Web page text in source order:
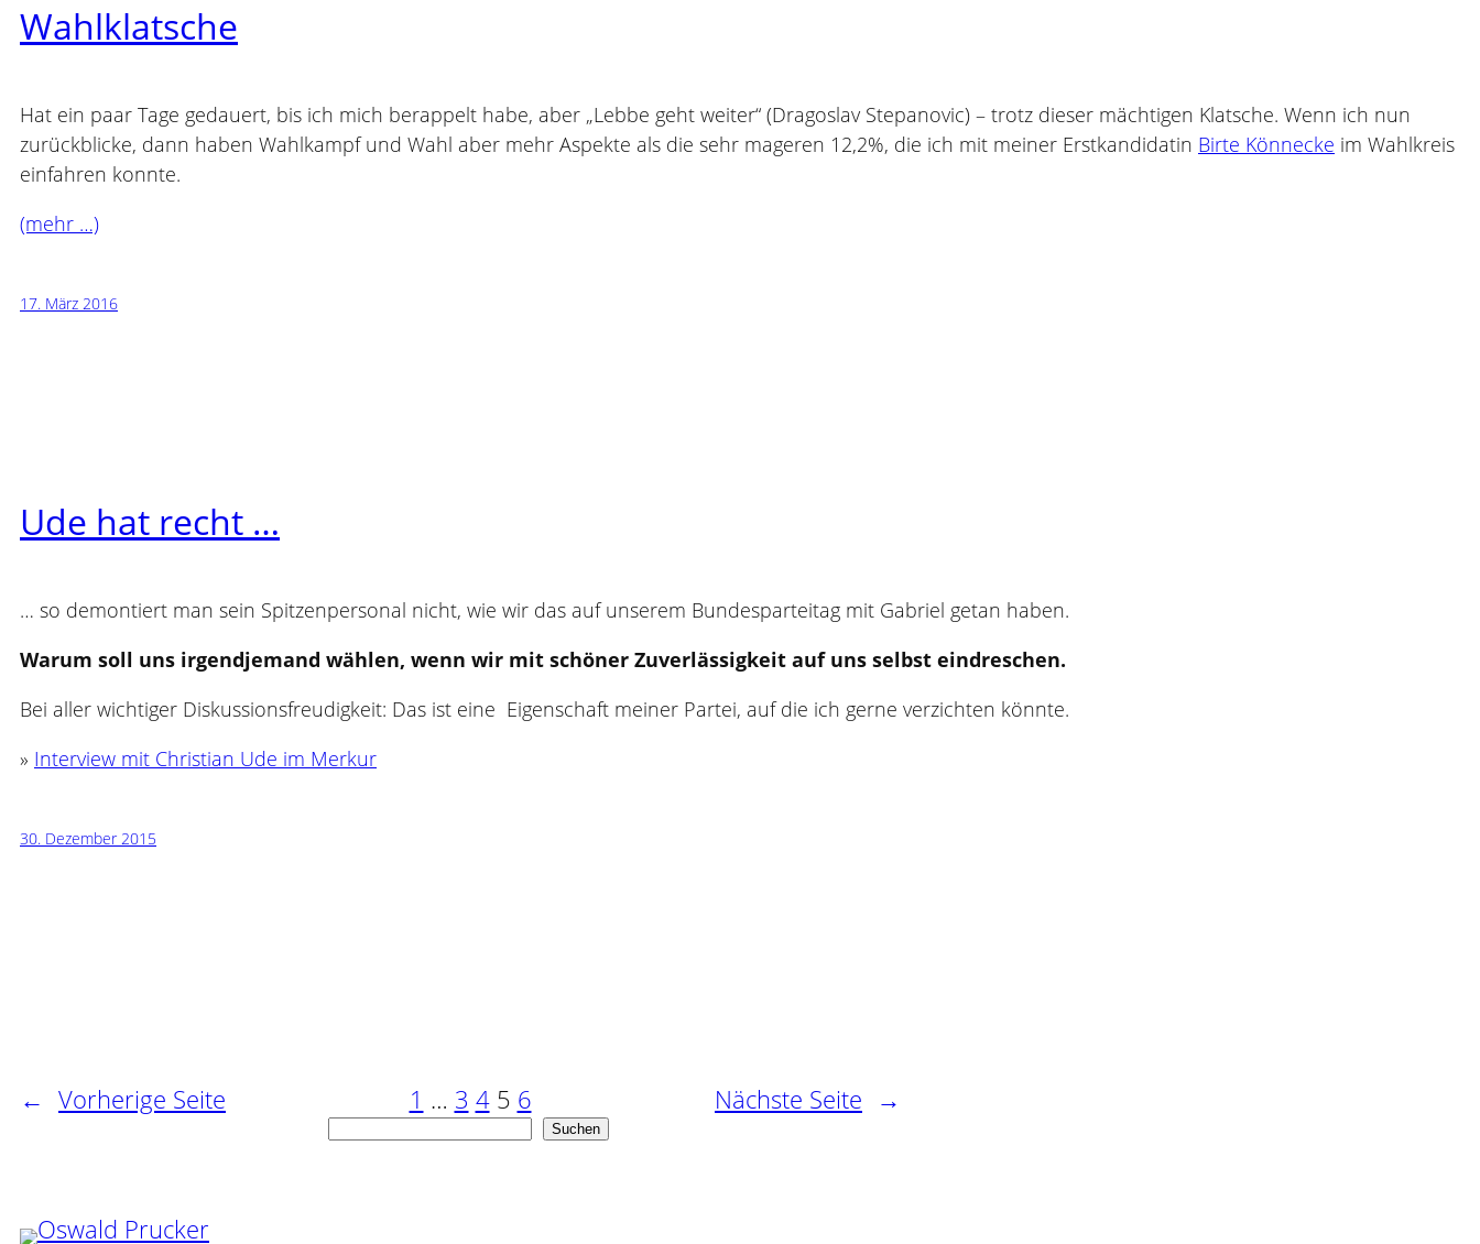
Wahlklatsche
Hat ein paar Tage gedauert, bis ich mich berappelt habe, aber „Lebbe geht weiter“ (Dragoslav Stepanovic) – trotz dieser mächtigen Klatsche. Wenn ich nun
zurückblicke, dann haben Wahlkampf und Wahl aber mehr Aspekte als die sehr mageren 12,2%, die ich mit meiner Erstkandidatin Birte Könnecke im Wahlkreis
einfahren konnte.
(mehr …)
17. März 2016
Ude hat recht …
… so demontiert man sein Spitzenpersonal nicht, wie wir das auf unserem Bundesparteitag mit Gabriel getan haben.
Warum soll uns irgendjemand wählen, wenn wir mit schöner Zuverlässigkeit auf uns selbst eindreschen.
Bei aller wichtiger Diskussionsfreudigkeit: Das ist eine Eigenschaft meiner Partei, auf die ich gerne verzichten könnte.
» Interview mit Christian Ude im Merkur
30. Dezember 2015
← Vorherige Seite 1 … 3 4 5 6 Nächste Seite →
Suchen